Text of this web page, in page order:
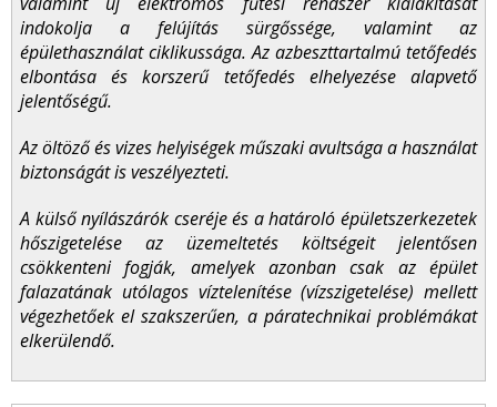
indokolja a felújítás sürgőssége, valamint az
épülethasználat ciklikussága. Az azbeszttartalmú tetőfedés
elbontása és korszerű tetőfedés elhelyezése alapvető
jelentőségű.
Az öltöző és vizes helyiségek műszaki avultsága a használat
biztonságát is veszélyezteti.
A külső nyílászárók cseréje és a határoló épületszerkezetek
hőszigetelése az üzemeltetés költségeit jelentősen
csökkenteni fogják, amelyek azonban csak az épület
falazatának utólagos víztelenítése (vízszigetelése) mellett
végezhetőek el szakszerűen, a páratechnikai problémákat
elkerülendő.